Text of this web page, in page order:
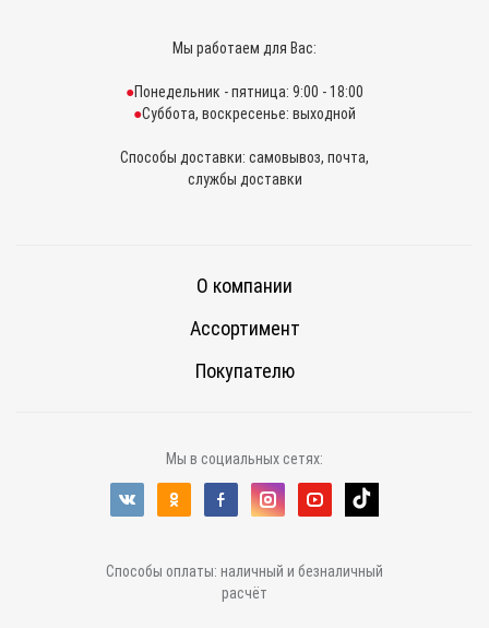
Мы работаем для Вас:
Понедельник - пятница: 9:00 - 18:00
Суббота, воскресенье: выходной
Способы доставки: самовывоз, почта,
службы доставки
О компании
Ассортимент
Покупателю
Мы в социальных сетях:
Способы оплаты: наличный и безналичный
расчёт